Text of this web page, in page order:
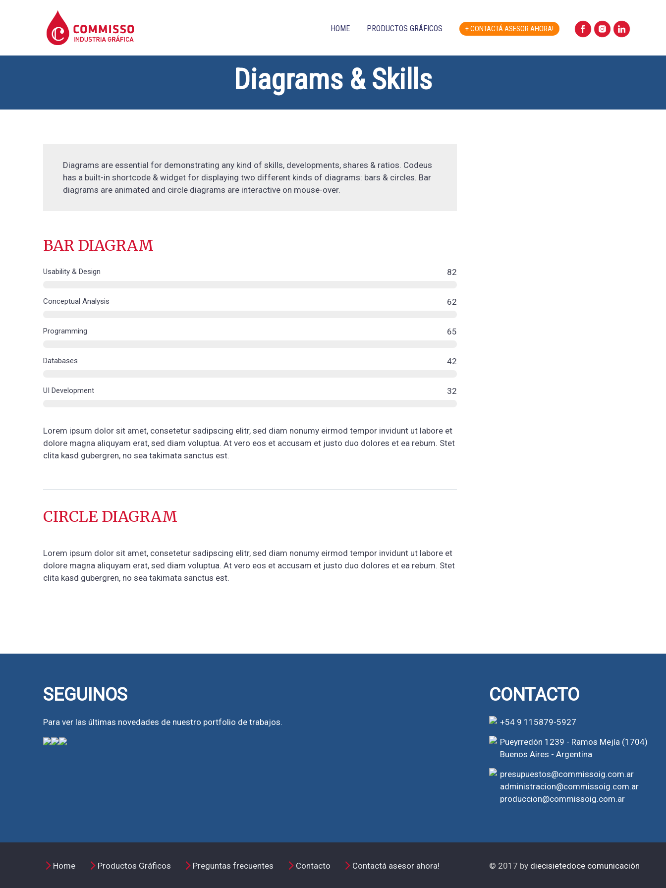
HOME PRODUCTOS GRÁFICOS + CONTACTÁ ASESOR AHORA!
Diagrams & Skills
Diagrams are essential for demonstrating any kind of skills, developments, shares & ratios. Codeus
has a built-in shortcode & widget for displaying two different kinds of diagrams: bars & circles. Bar
diagrams are animated and circle diagrams are interactive on mouse-over.
BAR DIAGRAM
Usability & Design 82
Conceptual Analysis 62
Programming 65
Databases 42
UI Development 32
Lorem ipsum dolor sit amet, consetetur sadipscing elitr, sed diam nonumy eirmod tempor invidunt ut labore et
dolore magna aliquyam erat, sed diam voluptua. At vero eos et accusam et justo duo dolores et ea rebum. Stet
clita kasd gubergren, no sea takimata sanctus est.
CIRCLE DIAGRAM
Lorem ipsum dolor sit amet, consetetur sadipscing elitr, sed diam nonumy eirmod tempor invidunt ut labore et
dolore magna aliquyam erat, sed diam voluptua. At vero eos et accusam et justo duo dolores et ea rebum. Stet
clita kasd gubergren, no sea takimata sanctus est.
SEGUINOS
Para ver las últimas novedades de nuestro portfolio de trabajos.
CONTACTO
+54 9 115879-5927
Pueyrredón 1239 - Ramos Mejía (1704)
Buenos Aires - Argentina
presupuestos@commissoig.com.ar
administracion@commissoig.com.ar
produccion@commissoig.com.ar
Home Productos Gráficos Preguntas frecuentes Contacto Contactá asesor ahora! © 2017 by diecisietedoce comunicación